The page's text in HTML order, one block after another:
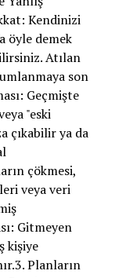
Kendinizi
öyle demek
Atılan
son
Geçmişte
"eski
çıkabilir ya da
çökmesi,
veya veri
Gitmeyen
kişiye
Planların